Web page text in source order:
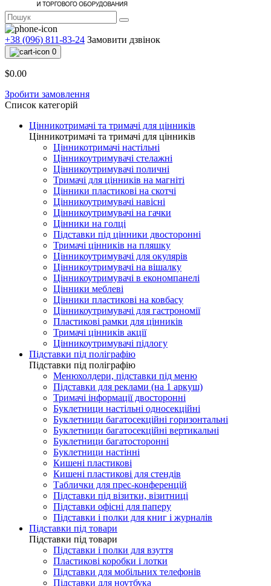
+38 (096) 811-83-24 Замовити дзвінок
0
$0.00
Зробити замовлення
Список категорій
Цінникотримачі та тримачі для цінників
Цінникотримачі та тримачі для цінників
Цінникотримачі настільні
Цінникоутримувачі стелажні
Цінникоутримувачі поличні
Тримачі для цінників на магніті
Цінники пластикові на скотчі
Цінникоутримувачі навісні
Цінникоутримувачі на гачки
Цінники на голці
Підставки під цінники двосторонні
Тримачі цінників на пляшку
Цінникоутримувачі для окулярів
Цінникоутримувачі на вішалку
Цінникоутримувачі в економпанелі
Цінники меблеві
Цінники пластикові на ковбасу
Цінникоутримувачі для гастрономії
Пластикові рамки для цінників
Тримачі цінників акції
Цінникоутримувачі підлогу
Підставки під поліграфію
Підставки під поліграфію
Менюхолдери, підставки під меню
Підставки для реклами (на 1 аркуш)
Тримачі інформації двосторонні
Буклетници настільні односекційні
Буклетници багатосекційні горизонтальні
Буклетници багатосекційні вертикальні
Буклетници багатосторонні
Буклетници настінні
Кишені пластикові
Кишені пластикові для стендів
Таблички для прес-конференцій
Підставки під візитки, візитниці
Підставки офісні для паперу
Підставки і полки для книг і журналів
Підставки під товари
Підставки під товари
Підставки і полки для взуття
Пластикові коробки і лотки
Підставки для мобільних телефонів
Підставки для ноутбука